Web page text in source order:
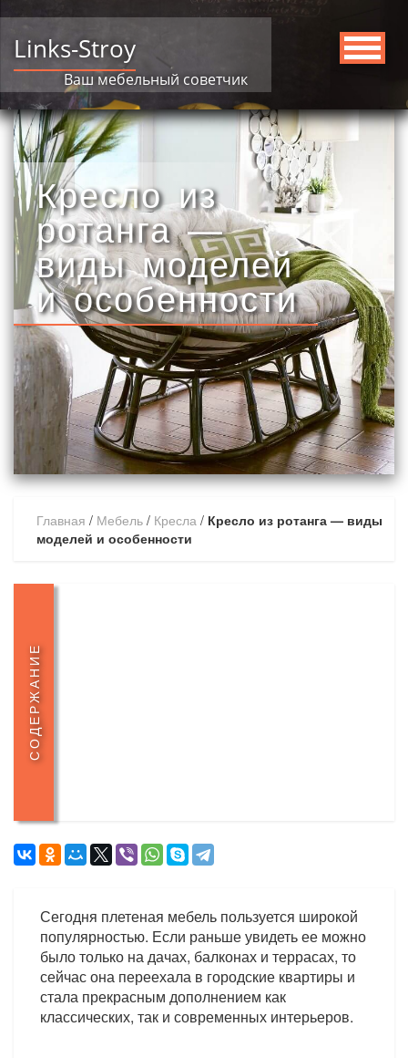
Links-Stroy
Ваш мебельный советчик
Кресло из
ротанга —
виды моделей
и особенности
Главная / Мебель / Кресла / Кресло из ротанга — виды
моделей и особенности
СОДЕРЖАНИЕ
Сегодня плетеная мебель пользуется широкой
популярностью. Если раньше увидеть ее можно
было только на дачах, балконах и террасах, то
сейчас она переехала в городские квартиры и
стала прекрасным дополнением как
классических, так и современных интерьеров.